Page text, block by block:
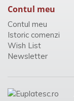
Contul meu
Contul meu
Istoric comenzi
Wish List
Newsletter